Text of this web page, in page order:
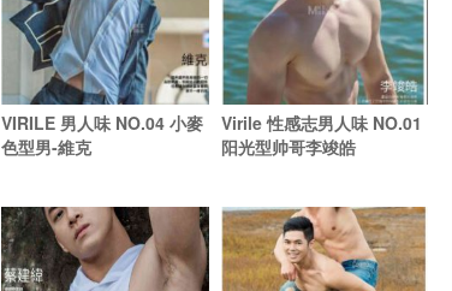
VIRILE 男人味 NO.04 小麥
色型男-維克
Virile 性感志男人味 NO.01
阳光型帅哥李竣皓